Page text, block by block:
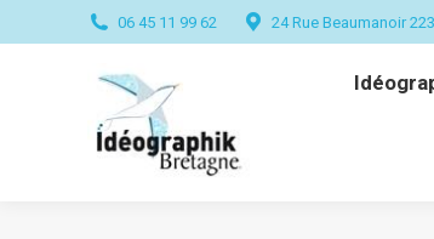
06 45 11 99 62 24 Rue Beaumanoir